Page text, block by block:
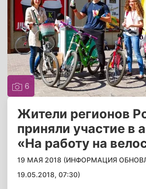
6
Жители регионов
приняли участие в
«На работу на
19 МАЯ 2018 (ИНФОРМАЦИЯ
19.05.2018, 07:30)